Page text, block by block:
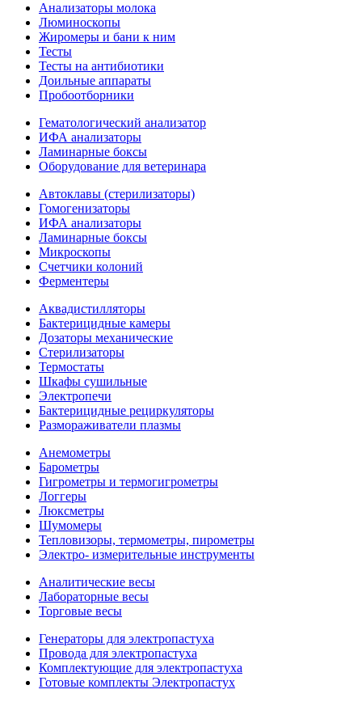
Анализаторы молока
Люминоскопы
Жиромеры и бани к ним
Тесты
Тесты на антибиотики
Доильные аппараты
Пробоотборники
Гематологический анализатор
ИФА анализаторы
Ламинарные боксы
Оборудование для ветеринара
Автоклавы (стерилизаторы)
Гомогенизаторы
ИФА анализаторы
Ламинарные боксы
Микроскопы
Счетчики колоний
Ферментеры
Аквадистилляторы
Бактерицидные камеры
Дозаторы механические
Стерилизаторы
Термостаты
Шкафы сушильные
Электропечи
Бактерицидные рециркуляторы
Размораживатели плазмы
Анемометры
Барометры
Гигрометры и термогигрометры
Логгеры
Люксметры
Шумомеры
Тепловизоры, термометры, пирометры
Электро- измерительные инструменты
Аналитические весы
Лабораторные весы
Торговые весы
Генераторы для электропастуха
Провода для электропастуха
Комплектующие для электропастуха
Готовые комплекты Электропастух